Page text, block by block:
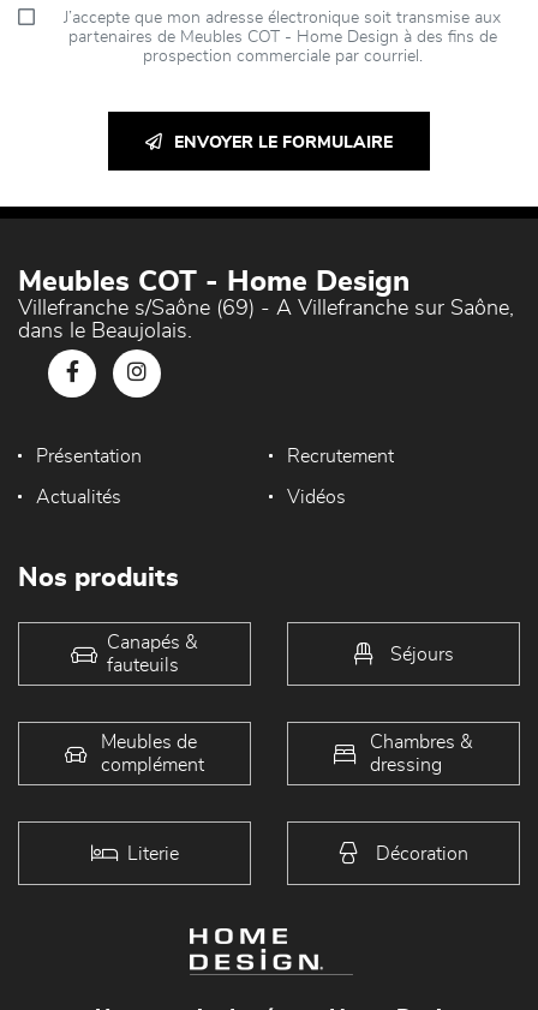
J’accepte que mon adresse électronique soit transmise aux
partenaires de Meubles COT - Home Design à des fins de
prospection commerciale par courriel.
ENVOYER LE FORMULAIRE
Meubles COT - Home Design
Villefranche s/Saône (69) - A Villefranche sur Saône,
dans le Beaujolais.
Présentation Recrutement
Actualités Vidéos
Nos produits
Canapés &
fauteuils
Séjours
Meubles de
complément
Chambres &
dressing
Literie Décoration